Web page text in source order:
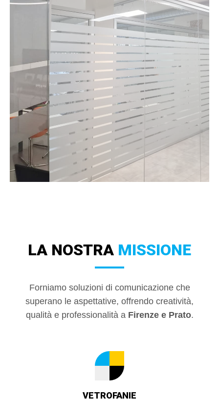
LA NOSTRA MISSIONE
Forniamo soluzioni di comunicazione che
superano le aspettative, offrendo creatività,
qualità e professionalità a Firenze e Prato.
VETROFANIE